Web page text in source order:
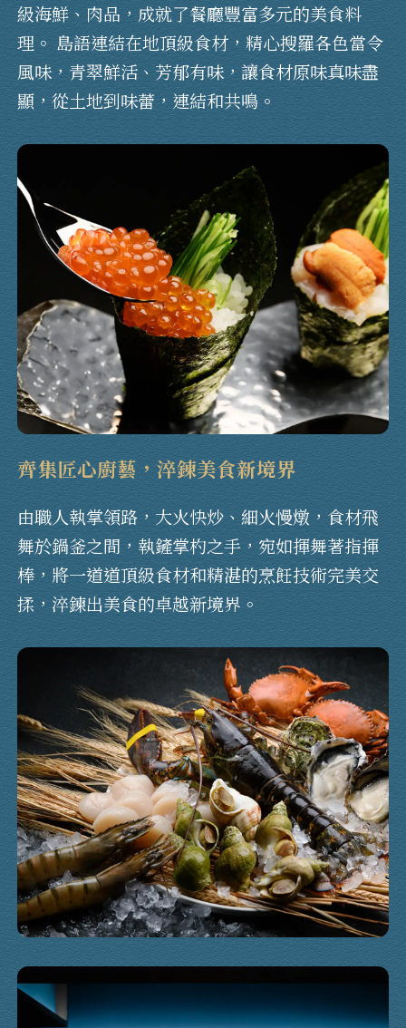
級海鮮、肉品，成就了餐廳豐富多元的美食料
理。 島語連結在地頂級食材，精心搜羅各色當令
風味，青翠鮮活、芳郁有味，讓食材原味真味盡
顯，從土地到味蕾，連結和共鳴。
齊集匠心廚藝，淬鍊美食新境界
由職人執掌領路，大火快炒、細火慢燉，食材飛
舞於鍋釜之間，執鏟掌杓之手，宛如揮舞著指揮
棒，將一道道頂級食材和精湛的烹飪技術完美交
揉，淬鍊出美食的卓越新境界。
登出
確定要登出嗎？
先不要 確認